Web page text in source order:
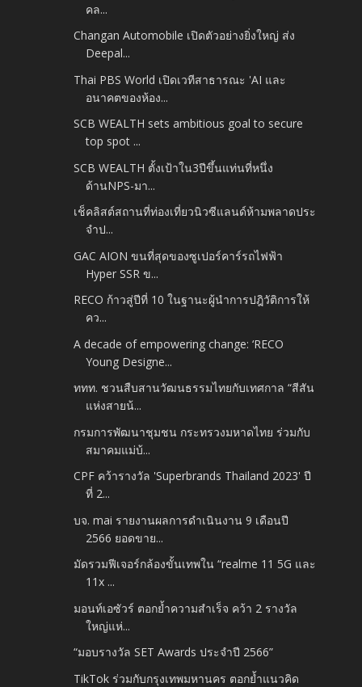
คล...
Changan Automobile เปิดตัวอย่างยิ่งใหญ่ ส่ง
Deepal...
Thai PBS World เปิดเวทีสาธารณะ 'AI และ
อนาคตของห้อง...
SCB WEALTH sets ambitious goal to secure
top spot ...
SCB WEALTH ตั้งเป้าใน3ปีขึ้นแท่นที่หนึ่ง
ด้านNPS-มา...
เช็คลิสต์สถานที่ท่องเที่ยวนิวซีแลนด์ห้ามพลาดประ
จำป...
GAC AION ขนที่สุดของซูเปอร์คาร์รถไฟฟ้า
Hyper SSR ข...
RECO ก้าวสู่ปีที่ 10 ในฐานะผู้นำการปฎิวัติการให้
คว...
A decade of empowering change: ‘RECO
Young Designe...
ททท. ชวนสืบสานวัฒนธรรมไทยกับเทศกาล “สีสัน
แห่งสายน้...
กรมการพัฒนาชุมชน กระทรวงมหาดไทย ร่วมกับ
สมาคมแม่บ้...
CPF คว้ารางวัล 'Superbrands Thailand 2023' ปี
ที่ 2...
บจ. mai รายงานผลการดำเนินงาน 9 เดือนปี
2566 ยอดขาย...
มัดรวมฟีเจอร์กล้องขั้นเทพใน “realme 11 5G และ
11x ...
มอนท์เอซัวร์ ตอกย้ำความสำเร็จ คว้า 2 รางวัล
ใหญ่แห่...
“มอบรางวัล SET Awards ประจำปี 2566”
TikTok ร่วมกับกรุงเทพมหานคร ตอกย้ำแนวคิด